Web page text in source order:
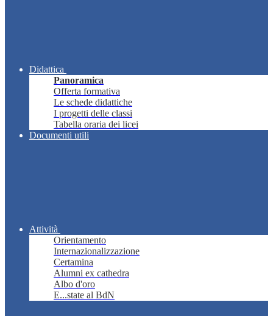
Didattica
Panoramica
Offerta formativa
Le schede didattiche
I progetti delle classi
Tabella oraria dei licei
Documenti utili
Attività
Orientamento
Internazionalizzazione
Certamina
Alumni ex cathedra
Albo d'oro
E...state al BdN